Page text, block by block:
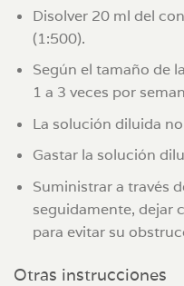
Disolver 20 ml del
(1:500).
Según el tamaño de
1 a 3 veces por
La solución diluida
Gastar la solución
Suministrar a través
seguidamente, dejar
para evitar su
Otras instrucciones